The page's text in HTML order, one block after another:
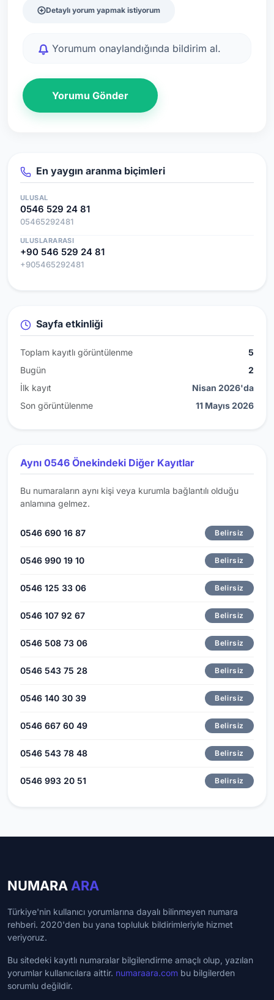
Detaylı yorum yapmak istiyorum
Yorumum onaylandığında bildirim al.
Yorumu Gönder
En yaygın aranma biçimleri
ULUSAL
0546 529 24 81
05465292481
ULUSLARARASI
+90 546 529 24 81
+905465292481
Sayfa etkinliği
Toplam kayıtlı görüntülenme
5
Bugün
2
İlk kayıt
Nisan 2026'da
Son görüntülenme
11 Mayıs 2026
Aynı 0546 Önekindeki Diğer Kayıtlar
Bu numaraların aynı kişi veya kurumla bağlantılı olduğu
anlamına gelmez.
0546 690 16 87 Belirsiz
0546 990 19 10 Belirsiz
0546 125 33 06 Belirsiz
0546 107 92 67 Belirsiz
0546 508 73 06 Belirsiz
0546 543 75 28 Belirsiz
0546 140 30 39 Belirsiz
0546 667 60 49 Belirsiz
0546 543 78 48 Belirsiz
0546 993 20 51 Belirsiz
NUMARA ARA
Türkiye'nin kullanıcı yorumlarına dayalı bilinmeyen numara
rehberi. 2020'den bu yana topluluk bildirimleriyle hizmet
veriyoruz.
Bu sitedeki kayıtlı numaralar bilgilendirme amaçlı olup, yazılan
yorumlar kullanıcılara aittir. numaraara.com bu bilgilerden
sorumlu değildir.